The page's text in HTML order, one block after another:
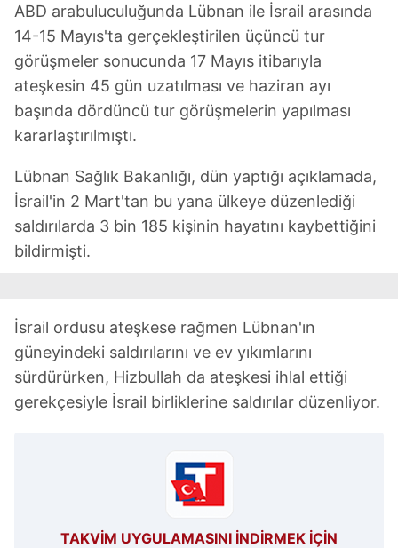
için Ayarlar butonuna tıklayabilir, Çerez Bilgilendirme
Metnimiziziyaret edebilirsiniz.
6698 sayılı Kişisel Verilerin Korunması Kanunu uyarınca
hazırlanmış Aydınlatma Metnimizi okumak ve sitemizde
ilgili mevzuata uygun olarak kullanılan çerezlerle ilgili bilgi
almak için lütfentıklayınız
ABD arabuluculuğunda Lübnan ile İsrail arasında
14-15 Mayıs'ta gerçekleştirilen üçüncü tur
görüşmeler sonucunda 17 Mayıs itibarıyla
ateşkesin 45 gün uzatılması ve haziran ayı
başında dördüncü tur görüşmelerin yapılması
kararlaştırılmıştı.
Lübnan Sağlık Bakanlığı, dün yaptığı açıklamada,
İsrail'in 2 Mart'tan bu yana ülkeye düzenlediği
saldırılarda 3 bin 185 kişinin hayatını kaybettiğini
bildirmişti.
İsrail ordusu ateşkese rağmen Lübnan'ın
güneyindeki saldırılarını ve ev yıkımlarını
sürdürürken, Hizbullah da ateşkesi ihlal ettiği
gerekçesiyle İsrail birliklerine saldırılar düzenliyor.
TAKVİM UYGULAMASINI İNDİRMEK İÇİN